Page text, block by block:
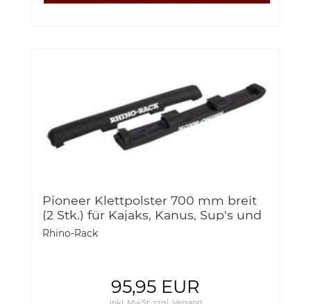
Pioneer Klettpolster 700 mm breit
(2 Stk.) für Kajaks, Kanus, Sup's und
Surfbretter Rhino Rack 50-1643150
Rhino-Rack
95,95 EUR